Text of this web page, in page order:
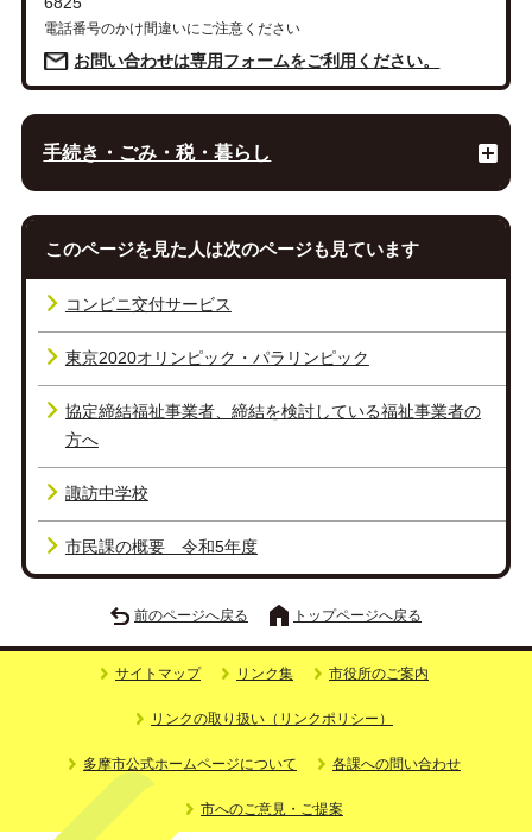
電話番号のかけ間違いにご注意ください
お問い合わせは専用フォームをご利用ください。
手続き・ごみ・税・暮らし
このページを見た人は次のページも見ています
コンビニ交付サービス
東京2020オリンピック・パラリンピック
協定締結福祉事業者、締結を検討している福祉事業者の
方へ
諏訪中学校
市民課の概要 令和5年度
前のページへ戻る トップページへ戻る
サイトマップ リンク集 市役所のご案内
リンクの取り扱い（リンクポリシー）
多摩市公式ホームページについて 各課への問い合わせ
市へのご意見・ご提案